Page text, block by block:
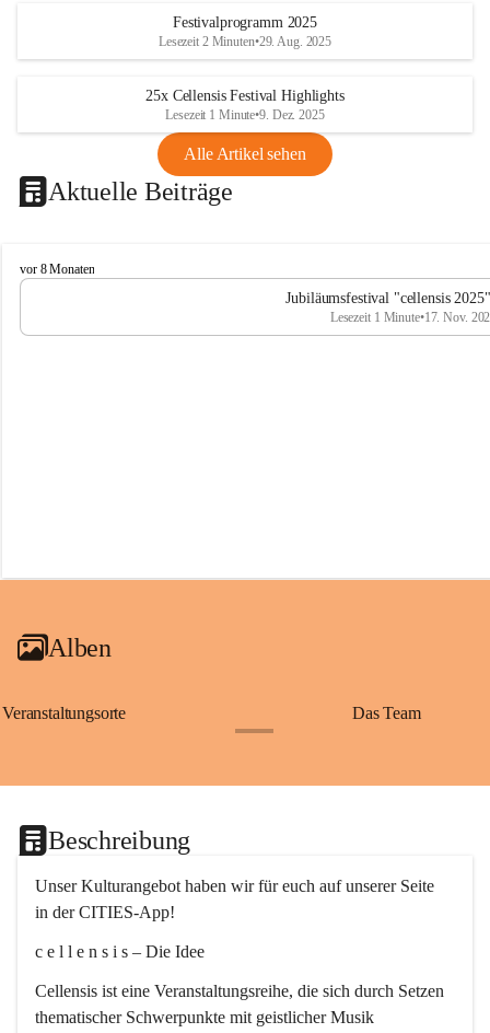
Festivalprogramm 2025
Lesezeit 2 Minuten•29. Aug. 2025
25x Cellensis Festival Highlights
Lesezeit 1 Minute•9. Dez. 2025
Alle Artikel sehen
Aktuelle Beiträge
C
e
l
vor 8 Monaten
Jubiläumsfestival "cellensis
Lesezeit 1 Minute•17. Nov.
Alben
Veranstaltungsorte Das Team
Beschreibung
Unser Kulturangebot haben wir für euch auf unserer Seite
in der CITIES-App!
c e l l e n s i s – Die Idee
Cellensis ist eine Veranstaltungsreihe, die sich durch Setzen
thematischer Schwerpunkte mit geistlicher Musik